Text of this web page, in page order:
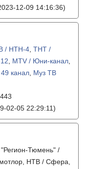
12-09 14:16:36)
/ НТН-4 ТНТ /
MTV / Юни-канал
канал Муз ТВ
02-05 22:29:11)
Тюмень" /
НТВ / Сфера,